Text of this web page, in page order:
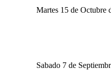
Martes 15 de Octubre
Sabado 7 de